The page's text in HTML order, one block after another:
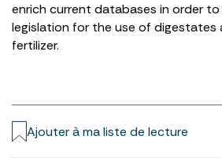
enrich current databases in order
legislation for the use of digestates
fertilizer.
Ajouter à ma liste de lecture